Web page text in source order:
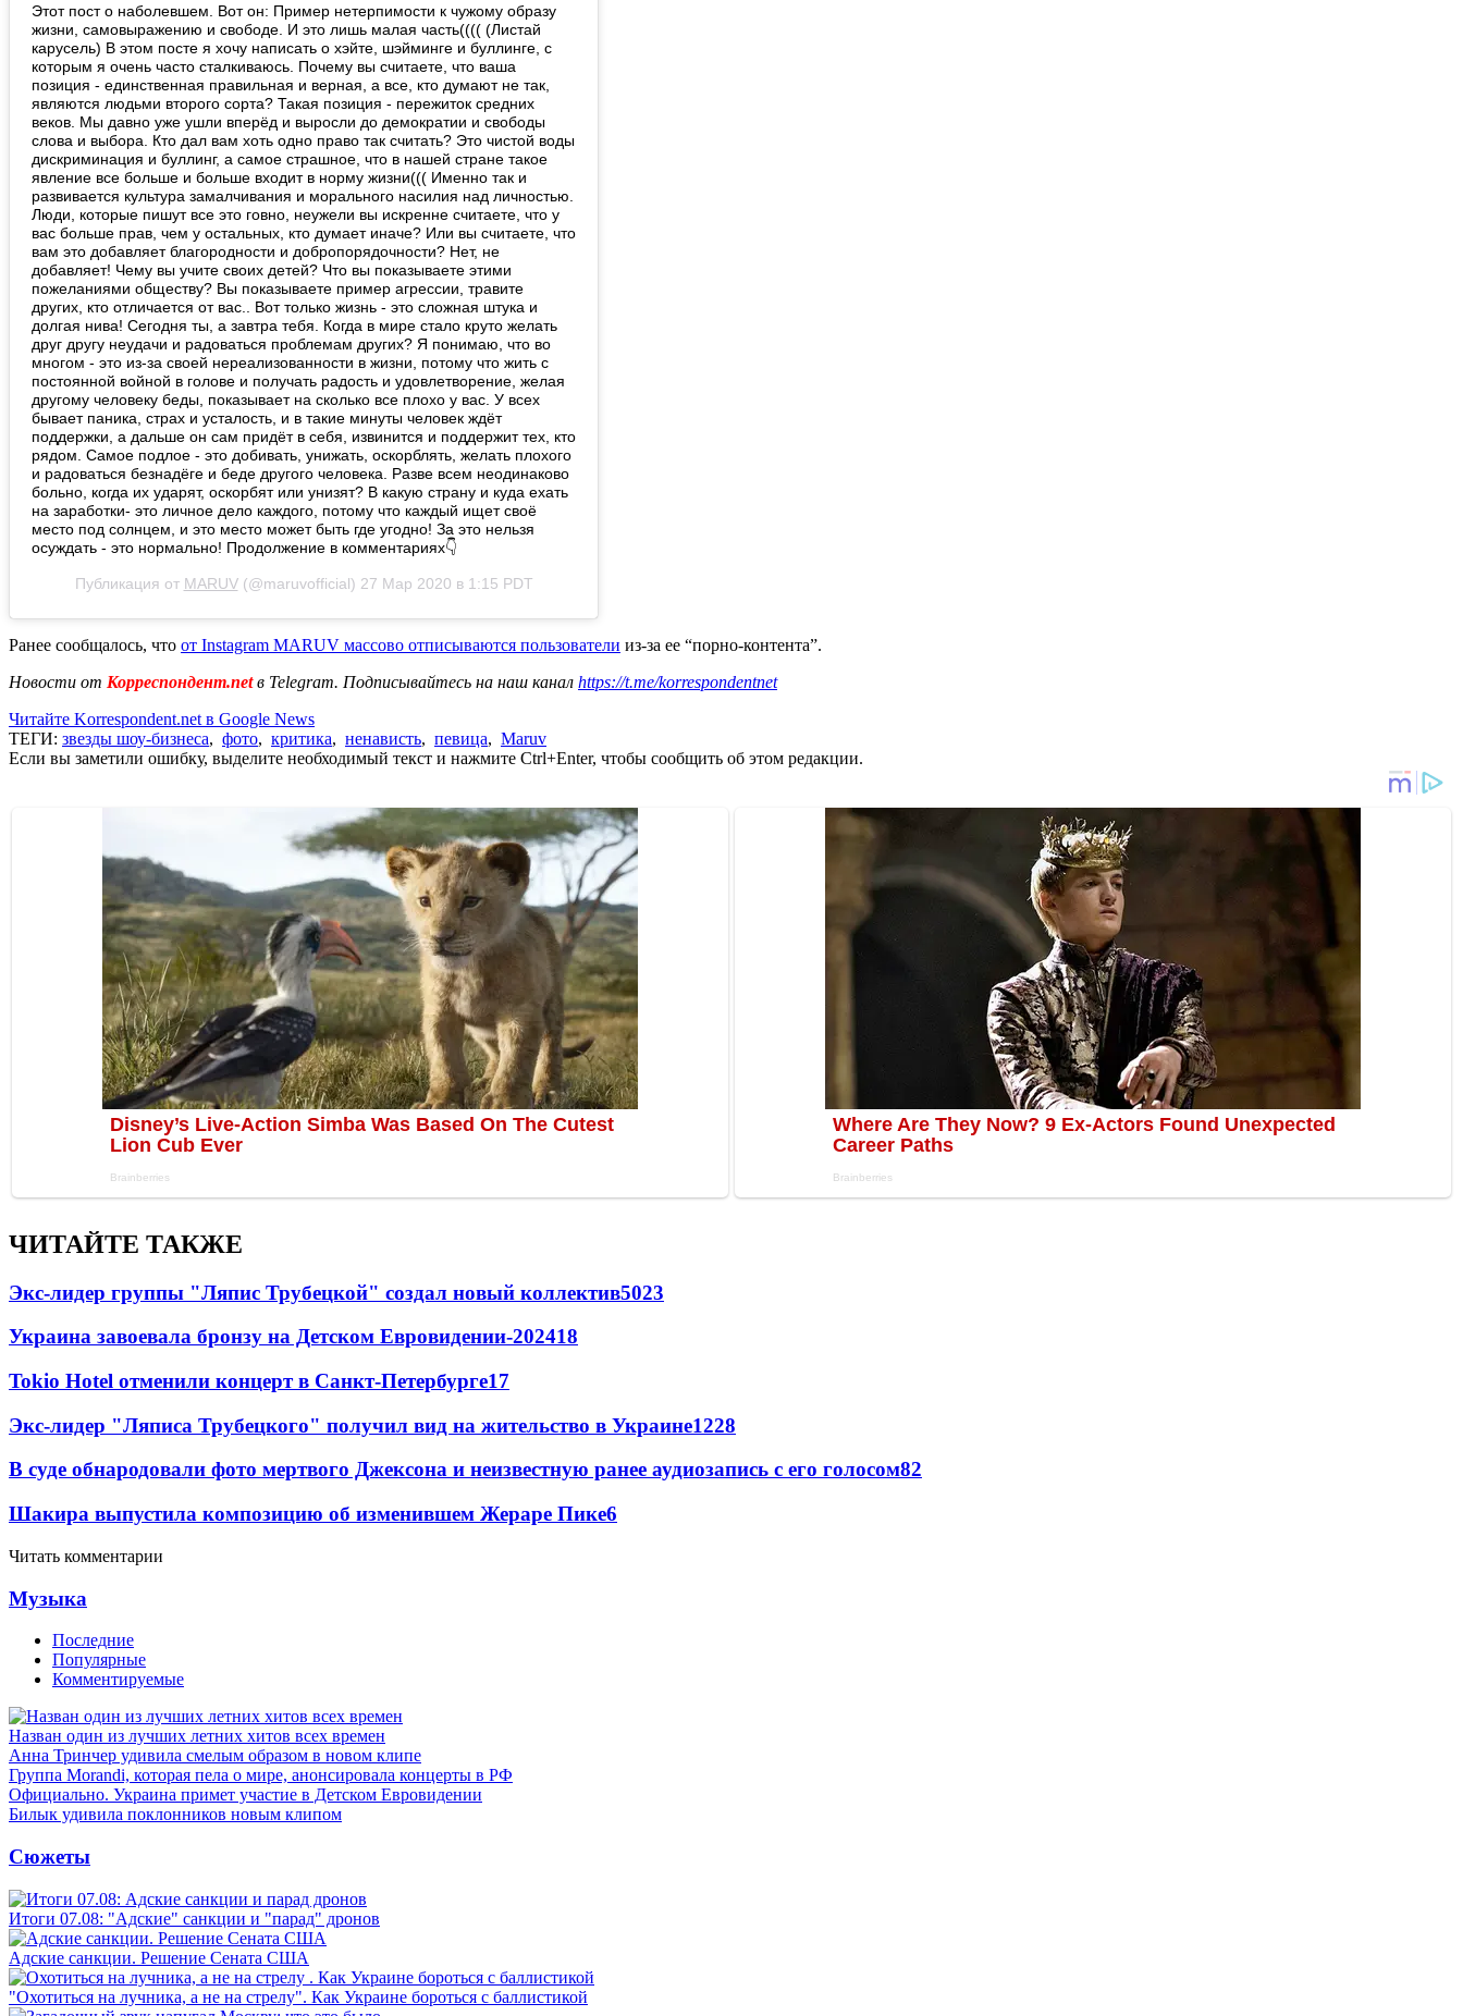
Этот пост о наболевшем. Вот он: Пример нетерпимости к чужому образу
жизни, самовыражению и свободе. И это лишь малая часть(((( (Листай
карусель) В этом посте я хочу написать о хэйте, шэйминге и буллинге, с
которым я очень часто сталкиваюсь. Почему вы считаете, что ваша
позиция - единственная правильная и верная, а все, кто думают не так,
являются людьми второго сорта? Такая позиция - пережиток средних
веков. Мы давно уже ушли вперёд и выросли до демократии и свободы
слова и выбора. Кто дал вам хоть одно право так считать? Это чистой воды
дискриминация и буллинг, а самое страшное, что в нашей стране такое
явление все больше и больше входит в норму жизни((( Именно так и
развивается культура замалчивания и морального насилия над личностью.
Люди, которые пишут все это говно, неужели вы искренне считаете, что у
вас больше прав, чем у остальных, кто думает иначе? Или вы считаете, что
вам это добавляет благородности и добропорядочности? Нет, не
добавляет! Чему вы учите своих детей? Что вы показываете этими
пожеланиями обществу? Вы показываете пример агрессии, травите
других, кто отличается от вас.. Вот только жизнь - это сложная штука и
долгая нива! Сегодня ты, а завтра тебя. Когда в мире стало круто желать
друг другу неудачи и радоваться проблемам других? Я понимаю, что во
многом - это из-за своей нереализованности в жизни, потому что жить с
постоянной войной в голове и получать радость и удовлетворение, желая
другому человеку беды, показывает на сколько все плохо у вас. У всех
бывает паника, страх и усталость, и в такие минуты человек ждёт
поддержки, а дальше он сам придёт в себя, извинится и поддержит тех, кто
рядом. Самое подлое - это добивать, унижать, оскорблять, желать плохого
и радоваться безнадёге и беде другого человека. Разве всем неодинаково
больно, когда их ударят, оскорбят или унизят? В какую страну и куда ехать
на заработки- это личное дело каждого, потому что каждый ищет своё
место под солнцем, и это место может быть где угодно! За это нельзя
осуждать - это нормально! Продолжение в комментариях👇
Публикация от MARUV(@maruvofficial) 27 Мар 2020 в 1:15 PDT
Ранее сообщалось, что от Instagram MARUV массово отписываются пользователи из-за ее “порно-контента”.
Новости от Корреспондент.netв Telegram. Подписывайтесь на наш канал https://t.me/korrespondentnet
Читайте Korrespondent.net в Google News
ТЕГИ: звезды шоу-бизнеса, фото, критика, ненависть, певица, Maruv
Если вы заметили ошибку, выделите необходимый текст и нажмите Ctrl+Enter, чтобы сообщить об этом редакции.
ЧИТАЙТЕ ТАКЖЕ
Экс-лидер группы "Ляпис Трубецкой" создал новый коллектив5023
Украина завоевала бронзу на Детском Евровидении-202418
Tokio Hotel отменили концерт в Санкт-Петербурге17
Экс-лидер "Ляписа Трубецкого" получил вид на жительство в Украине1228
В суде обнародовали фото мертвого Джексона и неизвестную ранее аудиозапись с его голосом82
Шакира выпустила композицию об изменившем Жераре Пике6
Читать комментарии
Музыка
Последние
Популярные
Комментируемые
Назван один из лучших летних хитов всех времен
Анна Тринчер удивила смелым образом в новом клипе
Группа Morandi, которая пела о мире, анонсировала концерты в РФ
Официально. Украина примет участие в Детском Евровидении
Билык удивила поклонников новым клипом
Сюжеты
Итоги 07.08: "Адские" санкции и "парад" дронов
Адские санкции. Решение Сената США
"Охотиться на лучника, а не на стрелу". Как Украине бороться с баллистикой